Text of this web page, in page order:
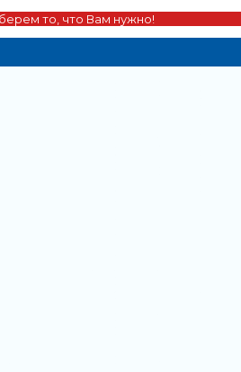
то, что Вам нужно!